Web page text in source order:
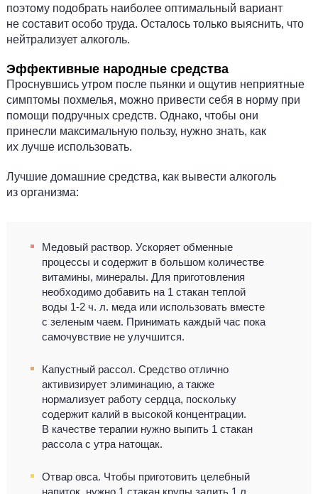
поэтому подобрать наиболее оптимальный вариант
не составит особо труда. Осталось только выяснить, что
нейтрализует алкоголь.
Эффективные народные средства
Проснувшись утром после пьянки и ощутив неприятные
симптомы похмелья, можно привести себя в норму при
помощи подручных средств. Однако, чтобы они
принесли максимальную пользу, нужно знать, как
их лучше использовать.
Лучшие домашние средства, как вывести алкоголь
из организма:
Медовый раствор. Ускоряет обменные
процессы и содержит в большом количестве
витамины, минералы. Для приготовления
необходимо добавить на 1 стакан теплой
воды 1-2 ч. л. меда или использовать вместе
с зеленым чаем. Принимать каждый час пока
самочувствие не улучшится.
Капустный рассол. Средство отлично
активизирует элиминацию, а также
нормализует работу сердца, поскольку
содержит калий в высокой концентрации.
В качестве терапии нужно выпить 1 стакан
рассола с утра натощак.
Отвар овса. Чтобы приготовить целебный
напиток, нужно 1 стакан крупы залить 1 л